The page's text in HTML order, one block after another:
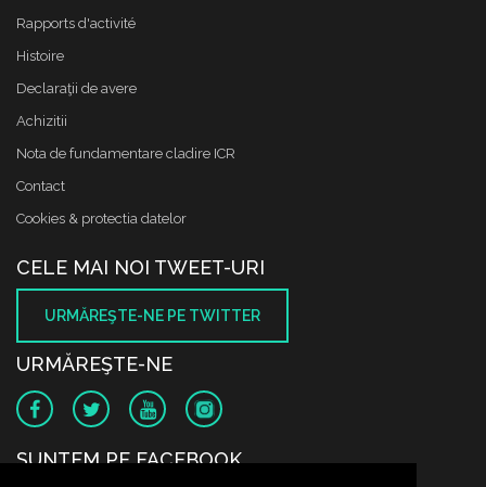
Rapports d'activité
Histoire
Declaraţii de avere
Achizitii
Nota de fundamentare cladire ICR
Contact
Cookies & protectia datelor
CELE MAI NOI TWEET-URI
URMĂREŞTE-NE PE TWITTER
URMĂREŞTE-NE
SUNTEM PE FACEBOOK